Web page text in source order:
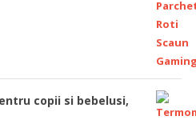
copii si bebelusi,